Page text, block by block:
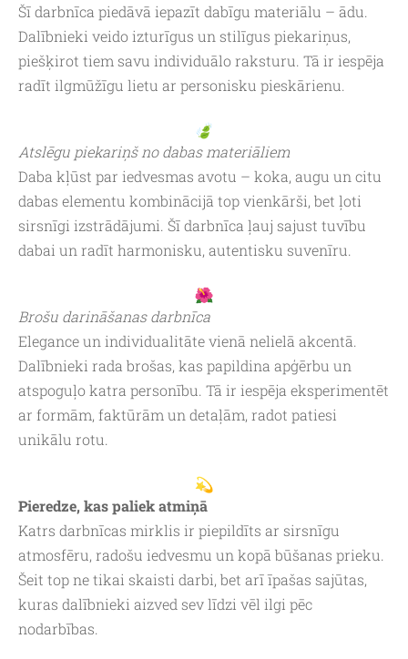
Šī darbnīca piedāvā iepazīt dabīgu materiālu – ādu.
Dalībnieki veido izturīgus un stilīgus piekariņus,
piešķirot tiem savu individuālo raksturu. Tā ir iespēja
radīt ilgmūžīgu lietu ar personisku pieskārienu.
Atslēgu piekariņš no dabas materiāliem
Daba kļūst par iedvesmas avotu – koka, augu un citu
dabas elementu kombinācijā top vienkārši, bet ļoti
sirsnīgi izstrādājumi. Šī darbnīca ļauj sajust tuvību
dabai un radīt harmonisku, autentisku suvenīru.
Brošu darināšanas darbnīca
Elegance un individualitāte vienā nelielā akcentā.
Dalībnieki rada brošas, kas papildina apģērbu un
atspoguļo katra personību. Tā ir iespēja eksperimentēt
ar formām, faktūrām un detaļām, radot patiesi
unikālu rotu.
Pieredze, kas paliek atmiņā
Katrs darbnīcas mirklis ir piepildīts ar sirsnīgu
atmosfēru, radošu iedvesmu un kopā būšanas prieku.
Šeit top ne tikai skaisti darbi, bet arī īpašas sajūtas,
kuras dalībnieki aizved sev līdzi vēl ilgi pēc
nodarbības.